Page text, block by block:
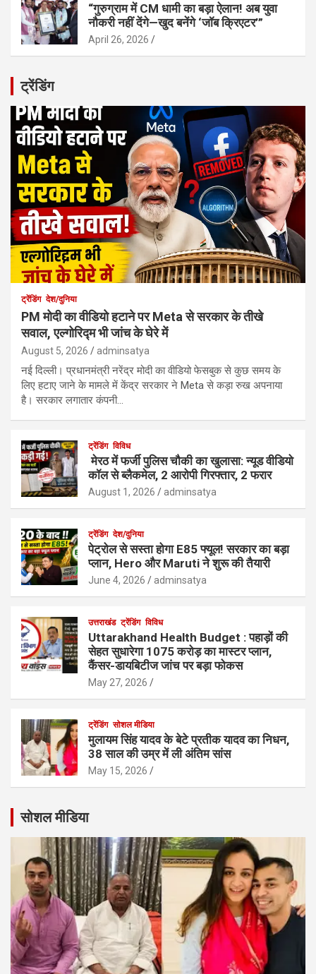
“गुरुग्राम में CM धामी का बड़ा ऐलान! अब युवा
नौकरी नहीं देंगे—खुद बनेंगे ‘जॉब क्रिएटर’”
April 26, 2026
ट्रेंडिंग
ट्रेंडिंग देश/दुनिया
PM मोदी का वीडियो हटाने पर Meta से सरकार के तीखे
सवाल, एल्गोरिद्म भी जांच के घेरे में
August 5, 2026 adminsatya
नई दिल्ली। प्रधानमंत्री नरेंद्र मोदी का वीडियो फेसबुक से कुछ समय के
लिए हटाए जाने के मामले में केंद्र सरकार ने Meta से कड़ा रुख अपनाया
है। सरकार लगातार कंपनी…
ट्रेंडिंग विविध
मेरठ में फर्जी पुलिस चौकी का खुलासा: न्यूड वीडियो
कॉल से ब्लैकमेल, 2 आरोपी गिरफ्तार, 2 फरार
August 1, 2026 adminsatya
ट्रेंडिंग देश/दुनिया
पेट्रोल से सस्ता होगा E85 फ्यूल! सरकार का बड़ा
प्लान, Hero और Maruti ने शुरू की तैयारी
June 4, 2026 adminsatya
उत्तराखंड ट्रेंडिंग विविध
Uttarakhand Health Budget : पहाड़ों की
सेहत सुधारेगा 1075 करोड़ का मास्टर प्लान,
कैंसर-डायबिटीज जांच पर बड़ा फोकस
May 27, 2026
ट्रेंडिंग सोशल मीडिया
मुलायम सिंह यादव के बेटे प्रतीक यादव का निधन,
38 साल की उम्र में ली अंतिम सांस
May 15, 2026
सोशल मीडिया